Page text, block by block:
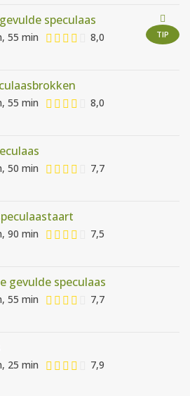
TIP
speculaas
55 min 8,0
55 min 8,0
50 min 7,7
90 min 7,5
gevulde speculaas
55 min 7,7
25 min 7,9